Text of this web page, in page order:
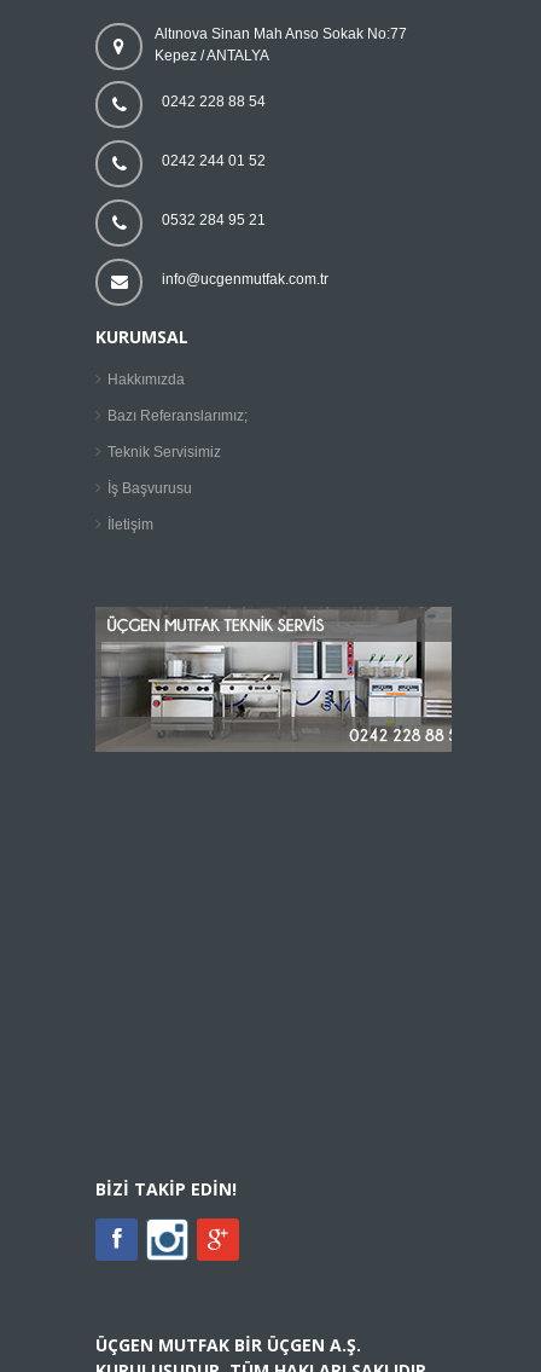
Altınova Sinan Mah Anso Sokak No:77
Kepez / ANTALYA
0242 228 88 54
0242 244 01 52
0532 284 95 21
info@ucgenmutfak.com.tr
KURUMSAL
Hakkımızda
Bazı Referanslarımız;
Teknik Servisimiz
İş Başvurusu
İletişim
BIZI TAKIP EDIN!
ÜÇGEN MUTFAK BIR ÜÇGEN A.Ş.